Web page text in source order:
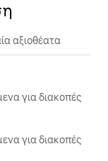
αξιοθέατα
για διακοπές
για διακοπές